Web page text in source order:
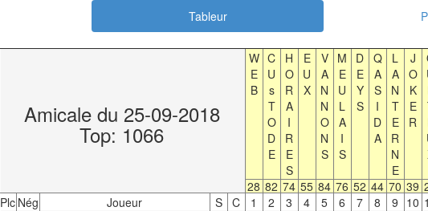
Tableur
Amicale du 25-09-2018
Top: 1066
W
E
B
C
U
s
T
O
D
E
H
O
R
A
I
R
E
S
E
U
X
V
A
N
N
O
N
S
M
E
U
L
A
I
S
D
E
Y
S
Q
A
S
I
D
A
L
A
N
T
E
R
N
E
J
O
K
E
R
28 82 74 55 84 76 52 44 70 39
Plc Nég Joueur S C 1 2 3 4 5 6 7 8 9 10